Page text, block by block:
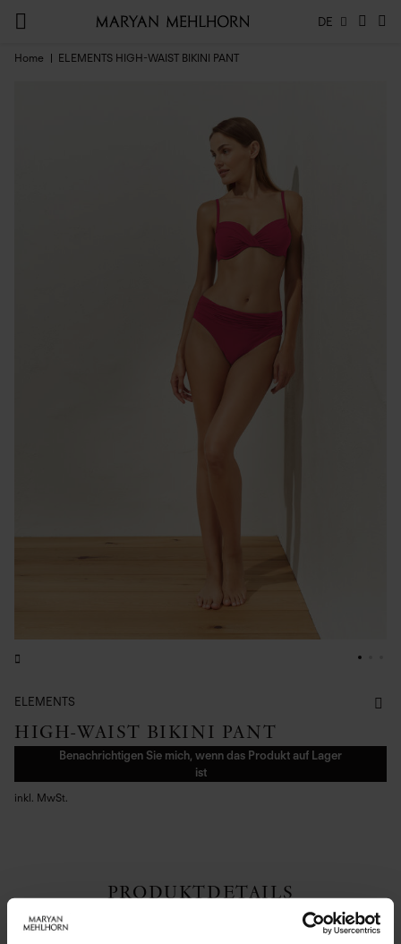
DE
Home ELEMENTS HIGH-WAIST BIKINI PANT
ELEMENTS
HIGH-WAIST BIKINI PANT
Benachrichtigen Sie mich, wenn das Produkt auf Lager
ist
inkl. MwSt.
PRODUKTDETAILS